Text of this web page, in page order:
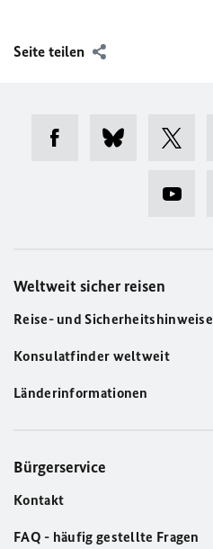
Seite teilen
Weltweit sicher reisen
Reise- und Sicherheitshinweise
Konsulatfinder weltweit
Länderinformationen
Bürgerservice
Kontakt
FAQ - häufig gestellte Fragen